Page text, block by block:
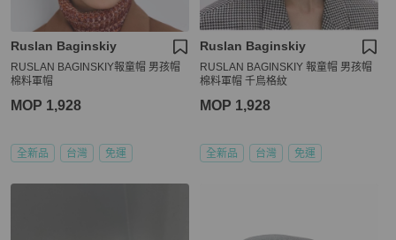
Ruslan Baginskiy
RUSLAN BAGINSKIY報童帽 男孩帽
棉料軍帽
MOP 1,928
全新品 台灣 免運
Ruslan Baginskiy
RUSLAN BAGINSKIY 報童帽 男孩帽
棉料軍帽 千鳥格紋
MOP 1,928
全新品 台灣 免運